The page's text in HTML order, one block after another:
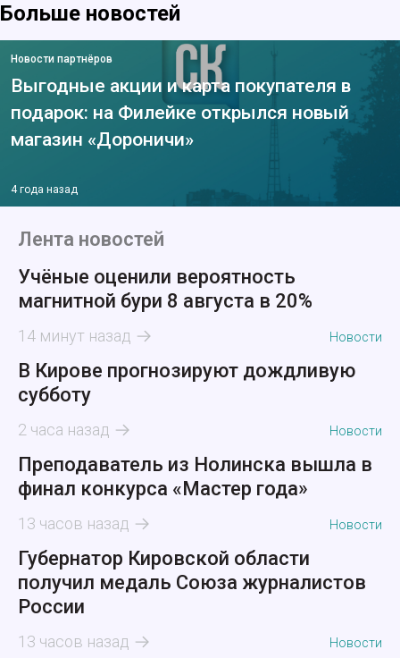
Больше новостей
Новости партнёров
Выгодные акции и карта покупателя в
подарок: на Филейке открылся новый
магазин «Дороничи»
4 года назад
Лента новостей
Учёные оценили вероятность
магнитной бури 8 августа в 20%
14 минут назад Новости
В Кирове прогнозируют дождливую
субботу
2 часа назад Новости
Преподаватель из Нолинска вышла в
финал конкурса «Мастер года»
13 часов назад Новости
Губернатор Кировской области
получил медаль Союза журналистов
России
13 часов назад Новости